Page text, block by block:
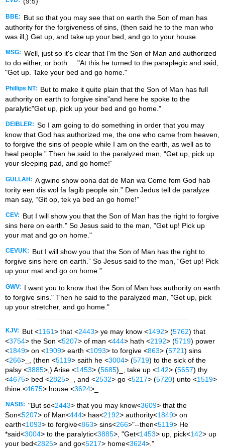
BBE:
But so that you may see that on earth the Son of man has
authority for the forgiveness of sins, (then said he to the man who
was ill,) Get up, and take up your bed, and go to your house.
MSG: Well, just so it's clear that I'm the Son of Man and authorized
to do either, or both. ..."At this he turned to the paraplegic and said,
"Get up. Take your bed and go home."
Phillips NT:
But to make it quite plain that the Son of Man has full
authority on earth to forgive sins"and here he spoke to the
paralytic"Get up, pick up your bed and go home."
DEIBLER: So I am going to do something in order that you may
know that God has authorized me, the one who came from heaven,
to forgive the sins of people while I am on the earth, as well as to
heal people.” Then he said to the paralyzed man, “Get up, pick up
your sleeping pad, and go home!”
GULLAH: A gwine show oona dat de Man wa Come fom God hab
tority een dis wol fa fagib people sin.” Den Jedus tell de paralyze
man say, “Git op, tek ya bed an go home!”
CEV:
But I will show you that the Son of Man has the right to forgive
sins here on earth." So Jesus said to the man, "Get up! Pick up
your mat and go on home."
CEVUK:
But I will show you that the Son of Man has the right to
forgive sins here on earth.” So Jesus said to the man, “Get up! Pick
up your mat and go on home.”
GWV:
I want you to know that the Son of Man has authority on earth
to forgive sins." Then he said to the paralyzed man, "Get up, pick
up your stretcher, and go home."
KJV: But <1161> that <2443> ye may know <1492> (5762) that
<3754> the Son <5207> of man <444> hath <2192> (5719) power
<1849> on <1909> earth <1093> to forgive <863> (5721) sins
<266>_, (then <5119> saith he <3004> (5719) to the sick of the
palsy <3885>,) Arise <1453> (5685)_, take up <142> (5657) thy
<4675> bed <2825>_, and <2532> go <5217> (5720) unto <1519>
thine <4675> house <3624>_.
NASB: "But so<2443> that you may know<3609> that the
Son<5207> of Man<444> has<2192> authority<1849> on
earth<1093> to forgive<863> sins<266>"--then<5119> He
*said<3004> to the paralytic<3885>, "Get<1453> up, pick<142> up
your bed<2825> and go<5217> home<3624>."